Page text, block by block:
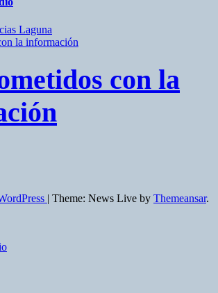
Laguna
con la
| Theme: News Live by Themeansar.